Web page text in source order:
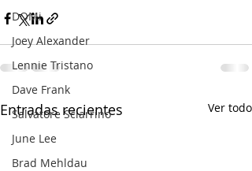
DOMi
Joey Alexander
Lennie Tristano
Dave Frank
Salvatore Sciarrino
June Lee
Brad Mehldau
Entradas recientes Ver todo